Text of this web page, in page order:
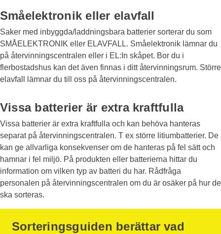
Småelektronik eller elavfall
Saker med inbyggda/laddningsbara batterier sorterar du som
SMÅELEKTRONIK eller ELAVFALL. Småelektronik lämnar du
på återvinningscentralen eller i EL:In skåpet. Bor du i
flerbostadshus kan det även finnas i ditt återvinningsrum. Större
elavfall lämnar du till oss på återvinningscentralen.
Vissa batterier är extra kraftfulla
Vissa batterier är extra kraftfulla och kan behöva hanteras
separat på återvinningscentralen. T ex större litiumbatterier. De
kan ge allvarliga konsekvenser om de hanteras på fel sätt och
hamnar i fel miljö. På produkten eller batterierna hittar du
information om vilken typ av batteri du har. Rådfråga
personalen på återvinningscentralen om du är osäker på hur de
ska sorteras.
Sorteringsguiden berättar vad